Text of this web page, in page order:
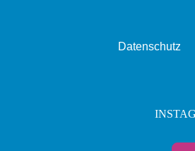
Datenschutz